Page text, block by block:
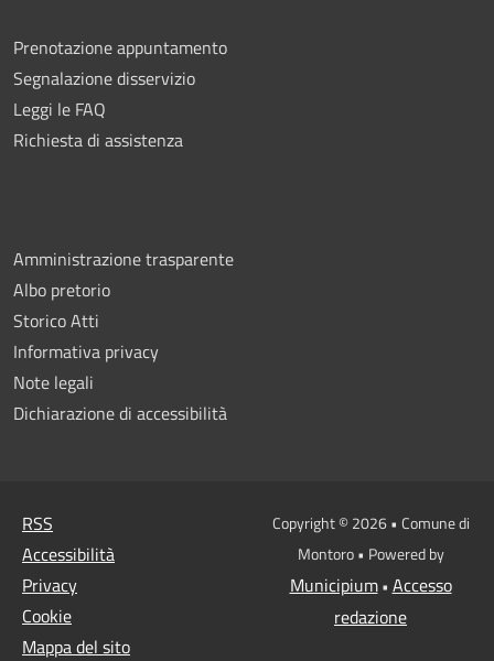
Prenotazione appuntamento
Segnalazione disservizio
Leggi le FAQ
Richiesta di assistenza
Amministrazione trasparente
Albo pretorio
Storico Atti
Informativa privacy
Note legali
Dichiarazione di accessibilità
RSS
Accessibilità
Privacy
Cookie
Mappa del sito
Copyright © 2026 • Comune di
Montoro • Powered by
Municipium• Accesso
redazione